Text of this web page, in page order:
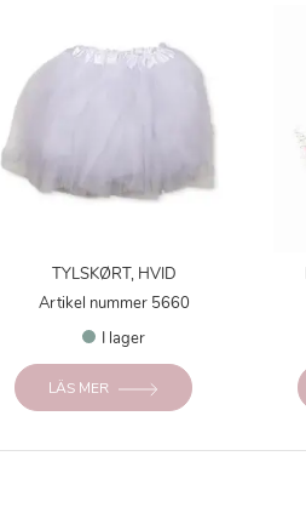
TYLSKØRT, HVID
Artikel nummer 5660
I lager
LÄS MER